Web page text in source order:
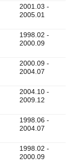
2001.03 -
2005.01
1998.02 -
2000.09
2000.09 -
2004.07
2004.10 -
2009.12
1998.06 -
2004.07
1998.02 -
2000.09